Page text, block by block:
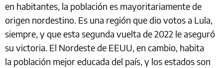
en habitantes, la población es mayoritariamente de
origen nordestino. Es una región que dio votos a Lula,
siempre, y que esta segunda vuelta de 2022 le aseguró
su victoria. El Nordeste de EEUU, en cambio, habita
la población mejor educada del país, y los estados son